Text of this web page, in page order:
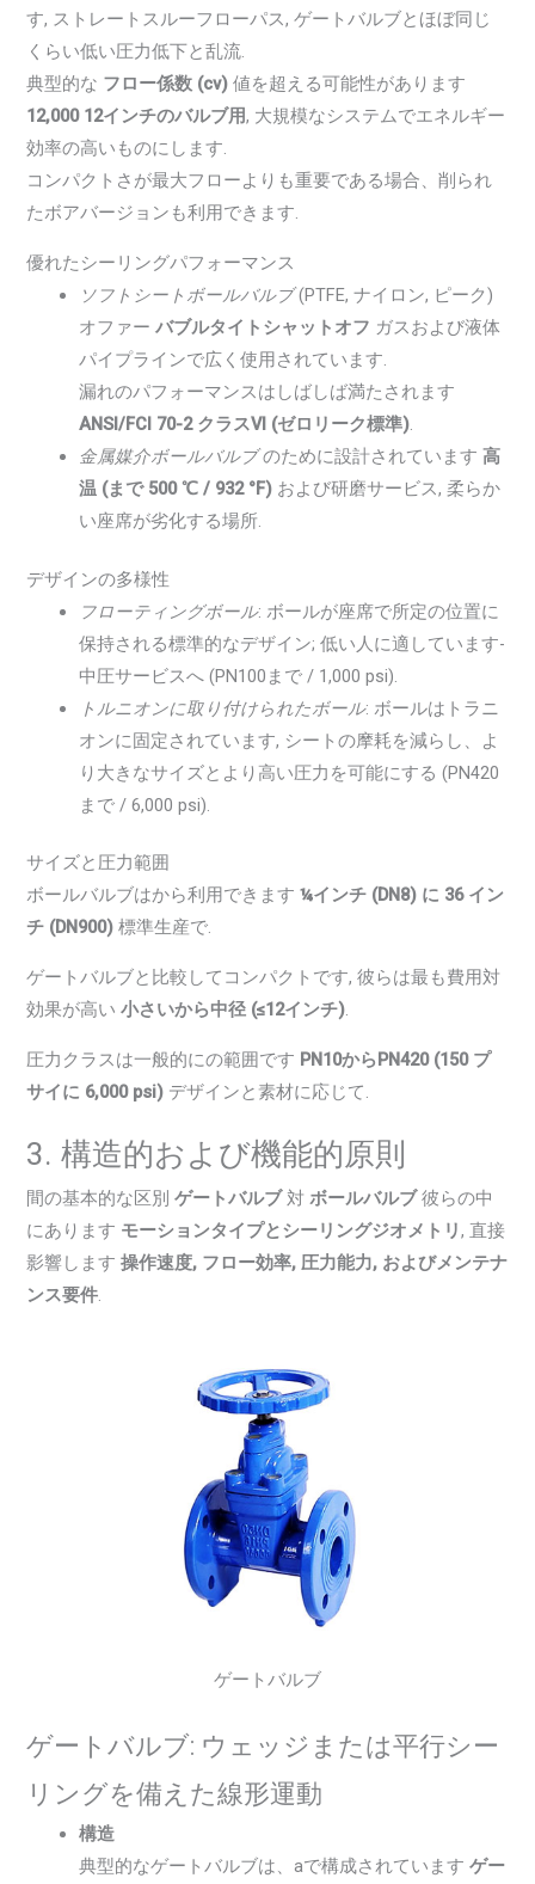
す, ストレートスルーフローパス, ゲートバルブとほぼ同じ
くらい低い圧力低下と乱流.
典型的な フロー係数 (cv) 値を超える可能性があります
12,000 12インチのバルブ用, 大規模なシステムでエネルギー
効率の高いものにします.
コンパクトさが最大フローよりも重要である場合、削られ
たボアバージョンも利用できます.
優れたシーリングパフォーマンス
ソフトシートボールバルブ(PTFE, ナイロン, ピーク)
オファーバブルタイトシャットオフ ガスおよび液体
パイプラインで広く使用されています.
漏れのパフォーマンスはしばしば満たされます
ANSI/FCI 70-2 クラスVI (ゼロリーク標準).
金属媒介ボールバルブのために設計されています高
温 (まで 500 ℃ / 932 °F) および研磨サービス, 柔らか
い座席が劣化する場所.
デザインの多様性
フローティングボール: ボールが座席で所定の位置に
保持される標準的なデザイン; 低い人に適しています-
中圧サービスへ (PN100まで / 1,000 psi).
トルニオンに取り付けられたボール: ボールはトラニ
オンに固定されています, シートの摩耗を減らし、よ
り大きなサイズとより高い圧力を可能にする (PN420
まで / 6,000 psi).
サイズと圧力範囲
ボールバルブはから利用できます¼インチ (DN8) に 36 イン
チ (DN900) 標準生産で.
ゲートバルブと比較してコンパクトです, 彼らは最も費用対
効果が高い小さいから中径 (≤12インチ).
圧力クラスは一般的にの範囲です PN10からPN420 (150 プ
サイに 6,000 psi) デザインと素材に応じて.
3. 構造的および機能的原則
間の基本的な区別ゲートバルブ対ボールバルブ彼らの中
にあります モーションタイプとシーリングジオメトリ, 直接
影響します操作速度, フロー効率, 圧力能力, およびメンテナ
ンス要件.
ゲートバルブ
ゲートバルブ: ウェッジまたは平行シー
リングを備えた線形運動
構造
典型的なゲートバルブは、aで構成されていますゲー